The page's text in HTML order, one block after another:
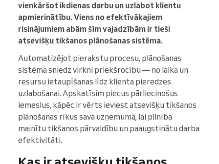
vienkāršot ikdienas darbu un uzlabot klientu
apmierinātību. Viens no efektīvākajiem
risinājumiem abām šīm vajadzībām ir tieši
atsevišķu tikšanos plānošanas sistēma.
Automatizējot pierakstu procesu, plānošanas
sistēma sniedz virkni priekšrocību — no laika un
resursu ietaupīšanas līdz klienta pieredzes
uzlabošanai. Apskatīsim piecus pārliecinošus
iemeslus, kāpēc ir vērts ieviest atsevišķu tikšanos
plānošanas rīkus savā uzņēmumā, lai pilnībā
mainītu tikšanos pārvaldību un paaugstinātu darba
efektivitāti.